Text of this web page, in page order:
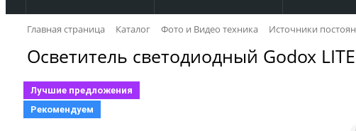
Главная страница Каталог Фото и Видео техника Источники
Осветитель светодиодный Godox
Лучшие предложения
Рекомендуем